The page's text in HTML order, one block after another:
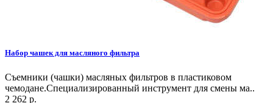
Набор чашек для масляного фильтра
Съемники (чашки) масляных фильтров в пластиковом
чемодане.Специализированный инструмент для смены ма..
2 262 р.